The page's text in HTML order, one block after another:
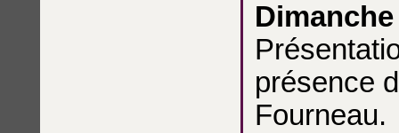
présence
Fourneau.